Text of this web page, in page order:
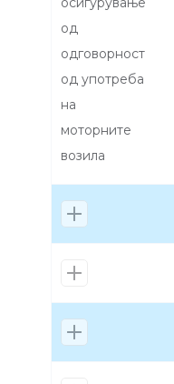
од
одговорност
од употреба
на
моторните
возила